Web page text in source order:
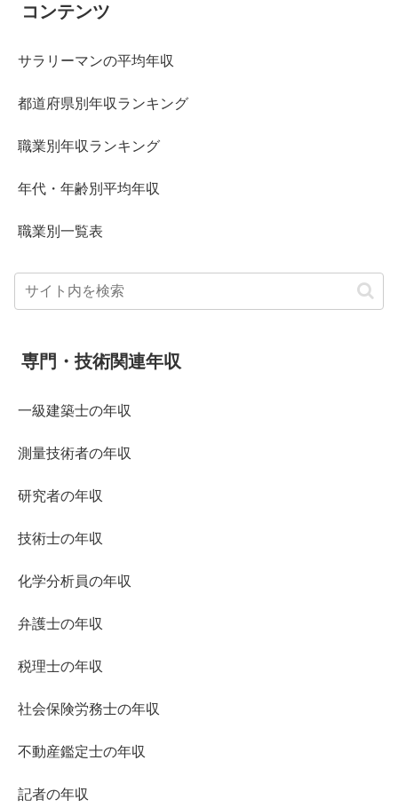
コンテンツ
サラリーマンの平均年収
都道府県別年収ランキング
職業別年収ランキング
年代・年齢別平均年収
職業別一覧表
専門・技術関連年収
一級建築士の年収
測量技術者の年収
研究者の年収
技術士の年収
化学分析員の年収
弁護士の年収
税理士の年収
社会保険労務士の年収
不動産鑑定士の年収
記者の年収